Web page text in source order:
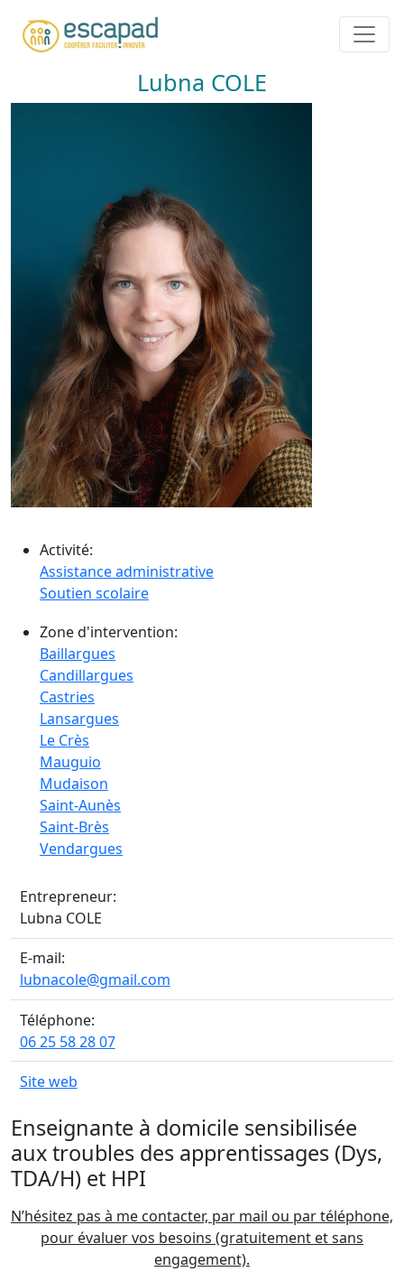
Lubna COLE
Activité:
Assistance administrative
Soutien scolaire
Zone d'intervention:
Baillargues
Candillargues
Castries
Lansargues
Le Crès
Mauguio
Mudaison
Saint-Aunès
Saint-Brès
Vendargues
Entrepreneur:
Lubna COLE
E-mail:
lubnacole@gmail.com
Téléphone:
06 25 58 28 07
Site web
Enseignante à domicile sensibilisée
aux troubles des apprentissages (Dys,
TDA/H) et HPI
N’hésitez pas à me contacter, par mail ou par téléphone,
pour évaluer vos besoins (gratuitement et sans
engagement).